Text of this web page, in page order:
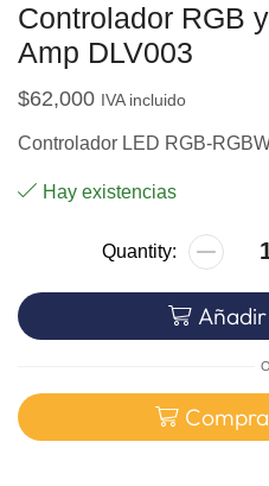
Controlador RGB
Amp DLV003
$62,000 IVA incluido
Controlador LED RGB-
Hay existencias
O